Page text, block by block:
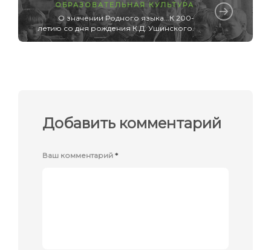
ОБРАЗОВАТЕЛЬНАЯ КУЛЬТУРА
О значении Родного языка...К 200-
летию со дня рождения К.Д. Ушинского.
Добавить комментарий
Ваш комментарий *